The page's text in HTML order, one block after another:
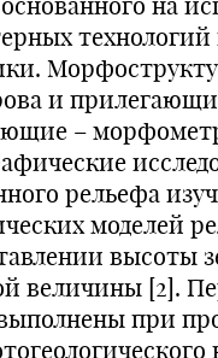
и
–
рельефа
моделей
высоты
величины [2].
при